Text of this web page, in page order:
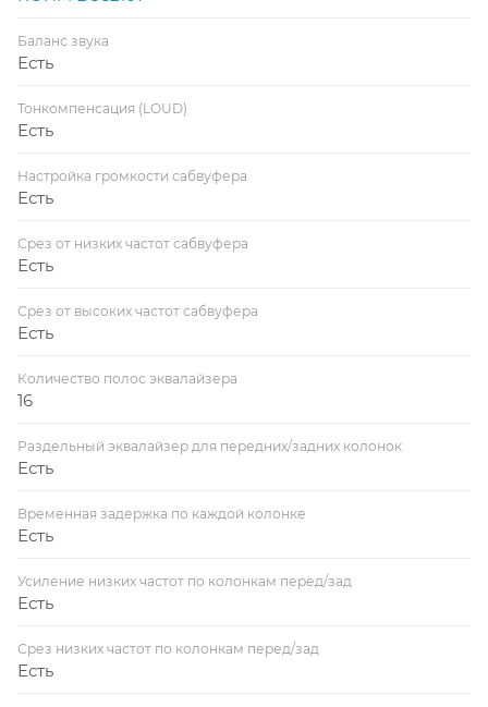
Баланс звука
Есть
Тонкомпенсация (LOUD)
Есть
Настройка громкости сабвуфера
Есть
Срез от низких частот сабвуфера
Есть
Срез от высоких частот сабвуфера
Есть
Количество полос эквалайзера
16
Раздельный эквалайзер для передних/задних колонок
Есть
Временная задержка по каждой колонке
Есть
Усиление низких частот по колонкам перед/зад
Есть
Срез низких частот по колонкам перед/зад
Есть